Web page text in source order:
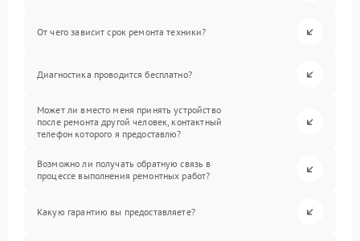
От чего зависит срок ремонта техники?
Диагностика проводится бесплатно?
Может ли вместо меня принять устройство
после ремонта другой человек, контактный
телефон которого я предоставлю?
Возможно ли получать обратную связь в
процессе выполнения ремонтных работ?
Какую гарантию вы предоставляете?